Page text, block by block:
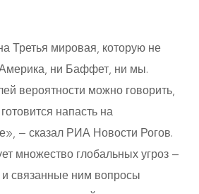
Третья мировая, которую не
ни Баффет, ни мы.
вероятности можно говорить,
напасть на
— сказал РИА Новости Рогов.
множество глобальных угроз —
и связанные ним вопросы